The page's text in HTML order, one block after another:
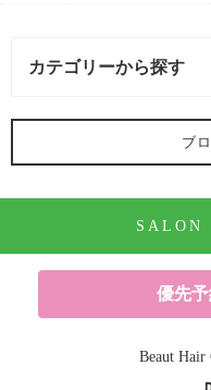
カテゴリーから探す
オススメメニュー (122記事)
パーマ (10記事)
ブ
SALON
優先
Beaut